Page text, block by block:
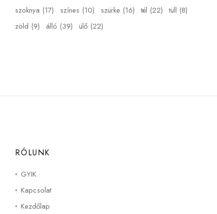
szoknya (17) színes (10) szürke (16) tél (22) tüll (8)
zöld (9) álló (39) ülő (22)
RÓLUNK
GYIK
Kapcsolat
Kezdőlap